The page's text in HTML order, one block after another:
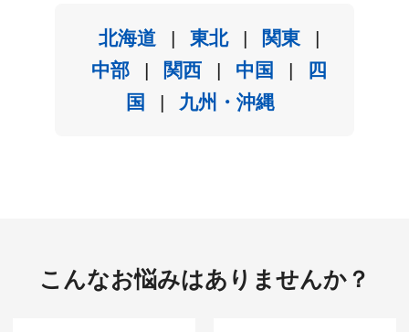
北海道 | 東北 | 関東
|
中部
| 関西 | 中国 |
四
国
| 九州・沖縄
こんなお悩みはありませんか？